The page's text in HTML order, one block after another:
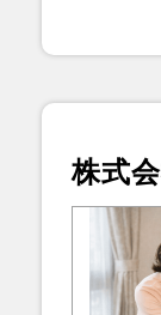
株式